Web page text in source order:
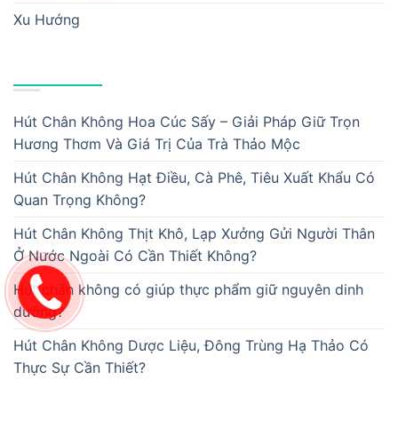
Xu Hướng
Hút Chân Không Hoa Cúc Sấy – Giải Pháp Giữ Trọn
Hương Thơm Và Giá Trị Của Trà Thảo Mộc
Hút Chân Không Hạt Điều, Cà Phê, Tiêu Xuất Khẩu Có
Quan Trọng Không?
Hút Chân Không Thịt Khô, Lạp Xưởng Gửi Người Thân
Ở Nước Ngoài Có Cần Thiết Không?
Hút chân không có giúp thực phẩm giữ nguyên dinh
dưỡng?
Hút Chân Không Dược Liệu, Đông Trùng Hạ Thảo Có
Thực Sự Cần Thiết?